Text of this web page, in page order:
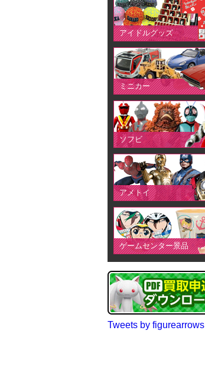
アイドルグッズ
ミニカー
ソフビ
アメトイ
ゲームセンター景品
Tweets by figurearrows